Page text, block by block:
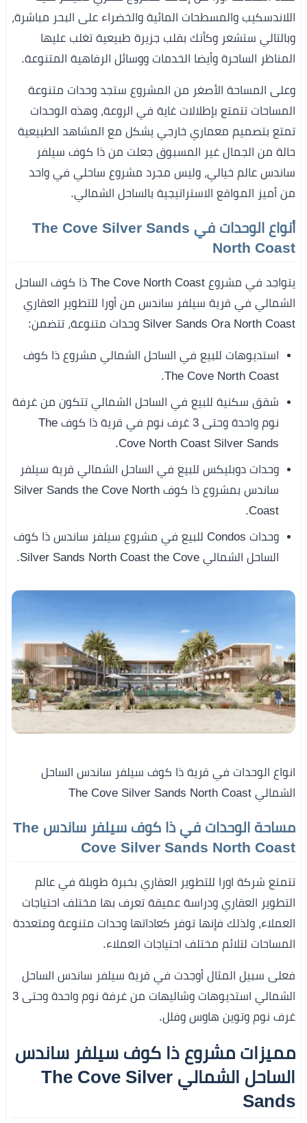
اللاندسكيب والمسطحات المائية والخضراء على البحر مباشرة،
وبالتالي ستشعر وكأنك بقلب جزيرة طبيعية تغلب عليها
المناظر الساحرة وأيضا الخدمات ووسائل الرفاهية المتنوعة.
وعلى المساحة الأصغر من المشروع ستجد وحدات متنوعة
المساحات تتمتع بإطلالات غاية في الروعة، وهذه الوحدات
تمتع بتصميم معماري خارجي يشكل مع المشاهد الطبيعية
حالة من الجمال غير المسبوق جعلت من ذا كوف سيلفر
ساندس عالم خيالي، وليس مجرد مشروع ساحلي في واحد
من أميز المواقع الاستراتيجية بالساحل الشمالي.
أنواع الوحدات في The Cove Silver Sands
North Coast
يتواجد في مشروع The Cove North Coast ذا كوف الساحل
الشمالي في قرية سيلفر ساندس من أورا للتطوير العقاري
Silver Sands Ora North Coast وحدات متنوعة، تتضمن:
استديوهات للبيع في الساحل الشمالي مشروع ذا كوف
The Cove North Coast.
شقق سكنية للبيع في الساحل الشمالي تتكون من غرفة
نوم واحدة وحتى 3 غرف نوم في قرية ذا كوف The
Cove North Coast Silver Sands.
وحدات دوبليكس للبيع في الساحل الشمالي قرية سيلفر
ساندس بمشروع ذا كوف Silver Sands the Cove North
Coast.
وحدات Condos للبيع في مشروع سيلفر ساندس ذا كوف
الساحل الشمالي Silver Sands North Coast the Cove.
انواع الوحدات في قرية ذا كوف سيلفر ساندس الساحل
الشمالي The Cove Silver Sands North Coast
مساحة الوحدات في ذا كوف سيلفر ساندس The
Cove Silver Sands North Coast
تتمتع شركة اورا للتطوير العقاري بخبرة طوبلة في عالم
التطوير العقاري ودراسة عميقة تعرف بها مختلف احتياجات
العملاء، ولذلك فإنها توفر كعاداتها وحدات متنوعة ومتعددة
المساحات لتلائم مختلف احتياجات العملاء.
فعلى سبيل المثال أوجدت في قرية سيلفر ساندس الساحل
الشمالي استديوهات وشاليهات من غرفة نوم واحدة وحتى 3
غرف نوم وتوين هاوس وفلل.
مميزات مشروع ذا كوف سيلفر ساندس
الساحل الشمالي The Cove Silver
Sands